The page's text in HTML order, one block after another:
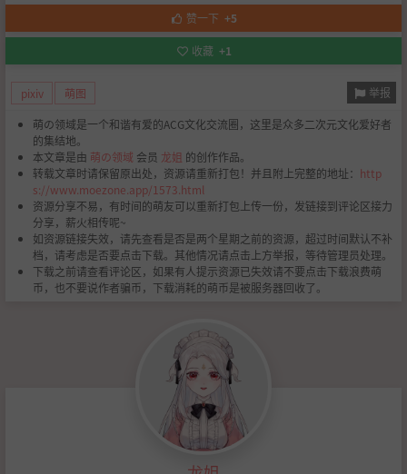
赞一下 +5
收藏 +1
pixiv 萌图 举报
萌の领域是一个和谐有爱的ACG文化交流圈，这里是众多二次元文化爱好者
的集结地。
本文章是由 萌の领域 会员 龙姐 的创作作品。
转载文章时请保留原出处，资源请重新打包！并且附上完整的地址： http
s://www.moezone.app/1573.html
资源分享不易，有时间的萌友可以重新打包上传一份，发链接到评论区接力
分享，薪火相传呢~
如资源链接失效，请先查看是否是两个星期之前的资源，超过时间默认不补
档，请考虑是否要点击下载。其他情况请点击上方举报，等待管理员处理。
下载之前请查看评论区，如果有人提示资源已失效请不要点击下载浪费萌
币，也不要说作者骗币，下载消耗的萌币是被服务器回收了。